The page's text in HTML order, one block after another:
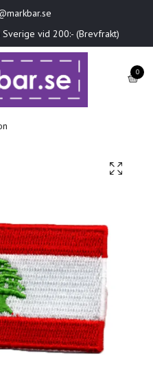
vid 200:- (Brevfrakt)
0